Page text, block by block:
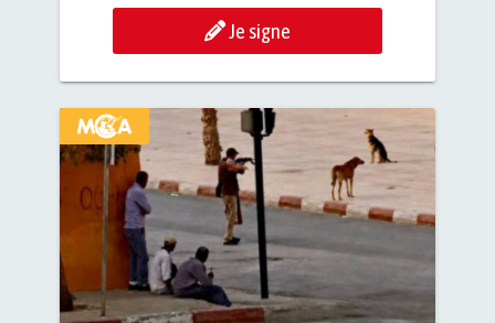
Je signe